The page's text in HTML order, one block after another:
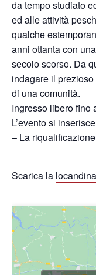
da tempo studiato
ed alle attività
qualche
anni ottanta con
secolo scorso. Da
indagare il
di una comunità.
Ingresso libero fino
L’evento si
– La
Scarica la